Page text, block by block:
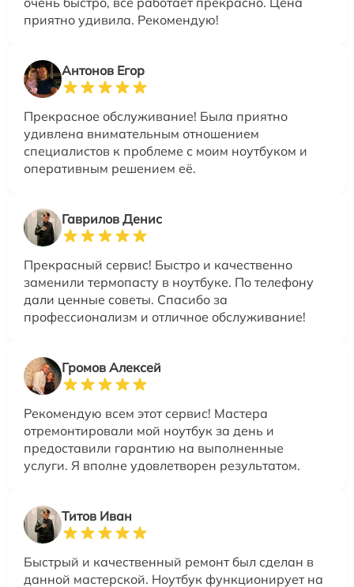
приятно удивила. Рекомендую!
Антонов Егор
Прекрасное обслуживание! Была приятно
удивлена внимательным отношением
специалистов к проблеме с моим ноутбуком и
оперативным решением её.
Гаврилов Денис
Прекрасный сервис! Быстро и качественно
заменили термопасту в ноутбуке. По телефону
дали ценные советы. Спасибо за
профессионализм и отличное обслуживание!
Громов Алексей
Рекомендую всем этот сервис! Мастера
отремонтировали мой ноутбук за день и
предоставили гарантию на выполненные
услуги. Я вполне удовлетворен результатом.
Титов Иван
Быстрый и качественный ремонт был сделан в
данной мастерской. Ноутбук функционирует на